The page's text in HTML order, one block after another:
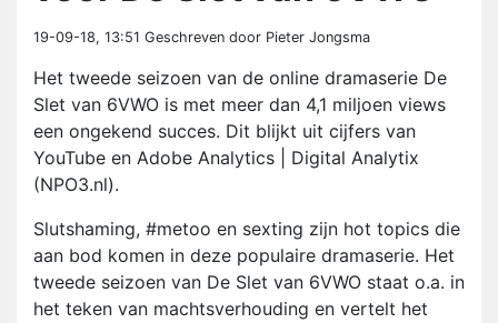
19-09-18, 13:51 Geschreven door Pieter Jongsma
Het tweede seizoen van de online dramaserie De
Slet van 6VWO is met meer dan 4,1 miljoen views
een ongekend succes. Dit blijkt uit cijfers van
YouTube en Adobe Analytics | Digital Analytix
(NPO3.nl).
Slutshaming, #metoo en sexting zijn hot topics die
aan bod komen in deze populaire dramaserie. Het
tweede seizoen van De Slet van 6VWO staat o.a. in
het teken van machtsverhouding en vertelt het